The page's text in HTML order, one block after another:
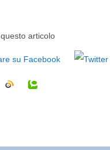
articolo